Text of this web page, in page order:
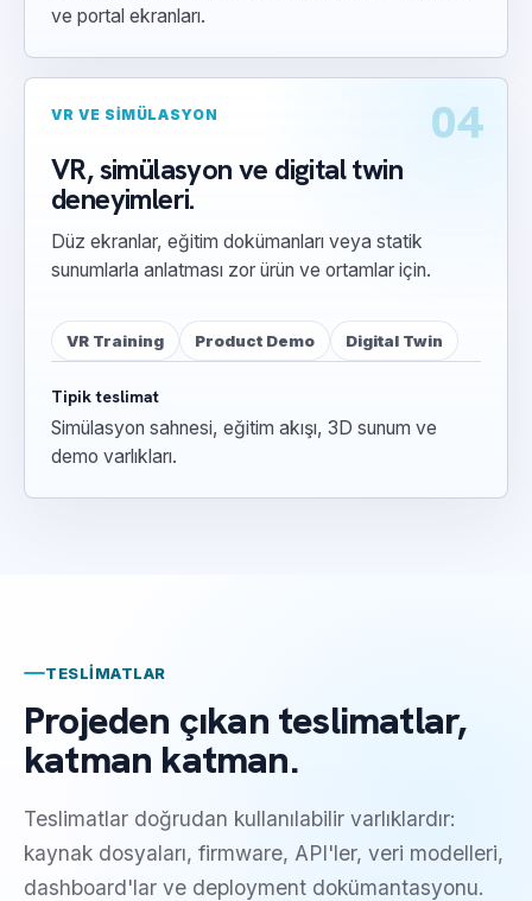
ve portal ekranları.
04
VR VE SIMÜLASYON
VR, simülasyon ve digital twin
deneyimleri.
Düz ekranlar, eğitim dokümanları veya statik
sunumlarla anlatması zor ürün ve ortamlar için.
VR Training Product Demo Digital Twin
Tipik teslimat
Simülasyon sahnesi, eğitim akışı, 3D sunum ve
demo varlıkları.
TESLIMATLAR
Projeden çıkan teslimatlar,
katman katman.
Teslimatlar doğrudan kullanılabilir varlıklardır:
kaynak dosyaları, firmware, API'ler, veri modelleri,
dashboard'lar ve deployment dokümantasyonu.